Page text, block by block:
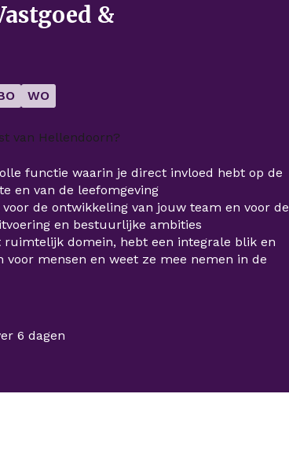
&
WO
van Hellendoorn?
functie waarin je direct invloed hebt op de
en van de leefomgeving
de ontwikkeling van jouw team en voor de
en bestuurlijke ambities
domein, hebt een integrale blik en
voor mensen en weet ze mee nemen in de
6 dagen